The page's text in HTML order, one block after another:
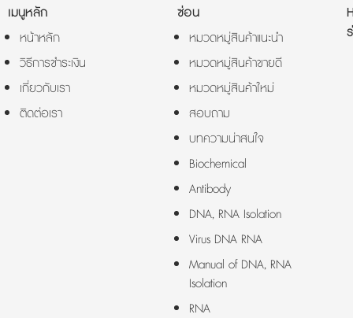
เมนูหลัก
หน้าหลัก
วิธีการชำระเงิน
เกี่ยวกับเรา
ติดต่อเรา
ซ่อน
หมวดหมู่สินค้าแนะนำ
หมวดหมู่สินค้าขายดี
หมวดหมู่สินค้าใหม่
สอบถาม
บทความน่าสนใจ
Biochemical
Antibody
DNA, RNA Isolation
Virus DNA RNA
Manual of DNA, RNA
Isolation
RNA